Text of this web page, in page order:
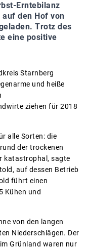
Erntebilanz
den Hof von
Trotz des
eine positive
Starnberg
und heiße
ziehen für 2018
alle Sorten: die
der trockenen
katastrophal, sagte
auf dessen Betrieb
führt einen
Kühen und
von den langen
Niederschlägen. Der
Grünland waren nur